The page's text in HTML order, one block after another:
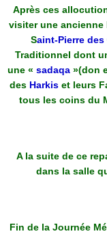
Après ces
visiter une ancienne
Saint-Pierre des
Traditionnel dont
une « sadaqa »(don
des Harkiset leurs
tous les coins du
A la suite de ce
dans la salle
Fin de la Journée